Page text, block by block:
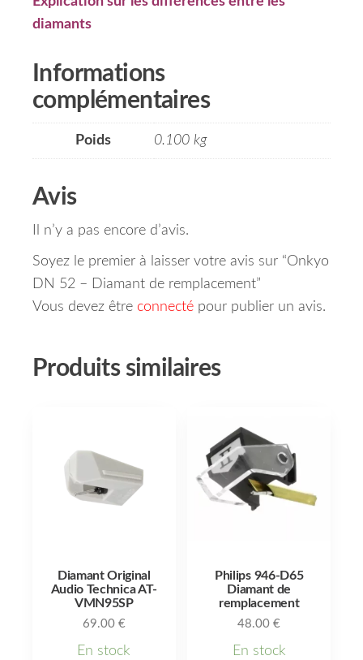
diamants
Informations
complémentaires
Poids 0.100 kg
Avis
Il n’y a pas encore d’avis.
Soyez le premier à laisser votre avis sur “Onkyo
DN 52 – Diamant de remplacement”
Vous devez être connecté pour publier un avis.
Produits similaires
Diamant Original
Audio Technica AT-
VMN95SP
69.00 €
En stock
Philips 946-D65
Diamant de
remplacement
48.00€
En stock